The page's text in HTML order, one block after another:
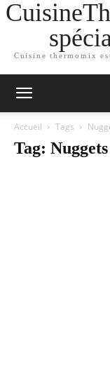
Cuisine thermomix
Accueil Tags
Tag: Nuggets